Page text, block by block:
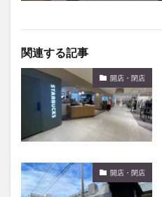
関連する記事
開店・閉店
開店・閉店